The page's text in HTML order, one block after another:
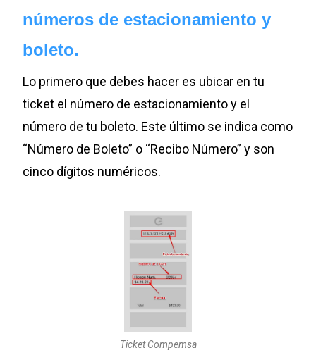
números de estacionamiento y
boleto.
Lo primero que debes hacer es ubicar en tu
ticket el número de estacionamiento y el
número de tu boleto. Este último se indica como
“Número de Boleto” o “Recibo Número” y son
cinco dígitos numéricos.
Ticket Compemsa